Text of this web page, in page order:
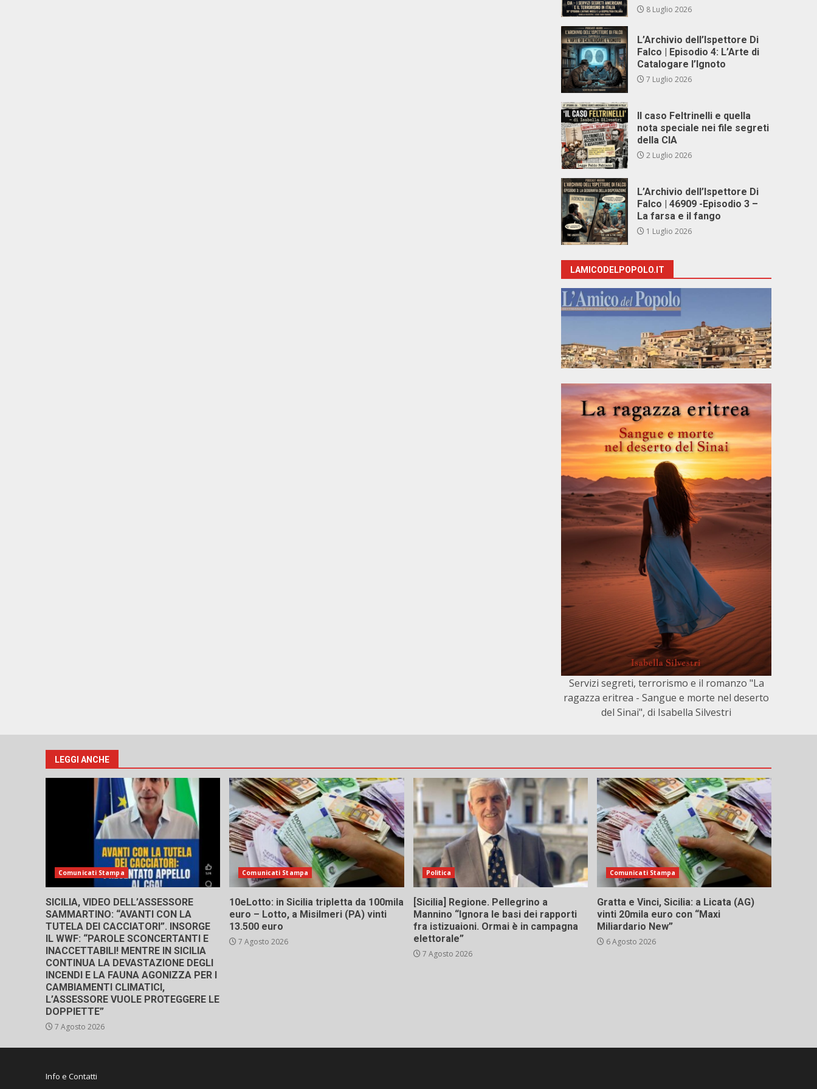
8 Luglio 2026
L’Archivio dell’Ispettore Di
Falco | Episodio 4: L’Arte di
Catalogare l’Ignoto
7 Luglio 2026
Il caso Feltrinelli e quella
nota speciale nei file segreti
della CIA
2 Luglio 2026
L’Archivio dell’Ispettore Di
Falco | 46909 -Episodio 3 –
La farsa e il fango
1 Luglio 2026
LAMICODELPOPOLO.IT
Servizi segreti, terrorismo e il romanzo "La
ragazza eritrea - Sangue e morte nel deserto
del Sinai", di Isabella Silvestri
LEGGI ANCHE
Comunicati Stampa
SICILIA, VIDEO DELL’ASSESSORE
SAMMARTINO: “AVANTI CON LA
TUTELA DEI CACCIATORI”. INSORGE
IL WWF: “PAROLE SCONCERTANTI E
INACCETTABILI! MENTRE IN SICILIA
CONTINUA LA DEVASTAZIONE DEGLI
INCENDI E LA FAUNA AGONIZZA PER I
CAMBIAMENTI CLIMATICI,
L’ASSESSORE VUOLE PROTEGGERE LE
DOPPIETTE”
7 Agosto 2026
Comunicati Stampa
10eLotto: in Sicilia tripletta da 100mila
euro – Lotto, a Misilmeri (PA) vinti
13.500 euro
7 Agosto 2026
Politica
[Sicilia] Regione. Pellegrino a
Mannino “Ignora le basi dei rapporti
fra istizuaioni. Ormai è in campagna
elettorale”
7 Agosto 2026
Comunicati Stampa
Gratta e Vinci, Sicilia: a Licata (AG)
vinti 20mila euro con “Maxi
Miliardario New”
6 Agosto 2026
Info e Contatti